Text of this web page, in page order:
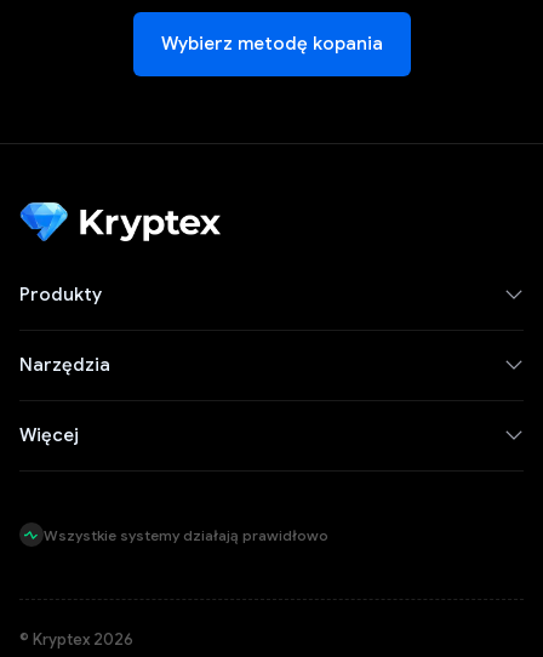
Wybierz metodę kopania
Produkty
Narzędzia
Więcej
Wszystkie systemy działają prawidłowo
© Kryptex 2026